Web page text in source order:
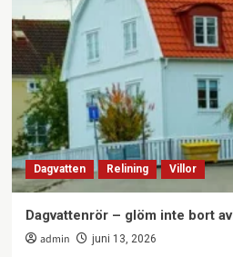
Dagvatten Relining Villor
Dagvattenrör – glöm inte bort
admin juni 13, 2026